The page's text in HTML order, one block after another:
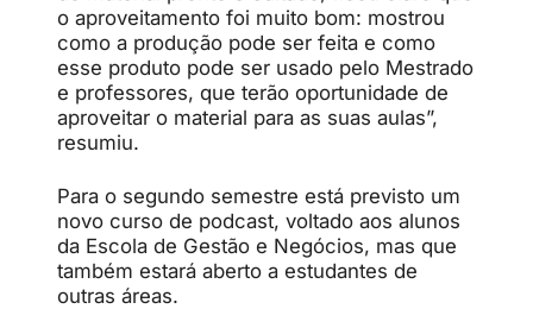
o aproveitamento foi muito bom: mostrou
como a produção pode ser feita e como
esse produto pode ser usado pelo Mestrado
e professores, que terão oportunidade de
aproveitar o material para as suas aulas”,
resumiu.
Para o segundo semestre está previsto um
novo curso de podcast, voltado aos alunos
da Escola de Gestão e Negócios, mas que
também estará aberto a estudantes de
outras áreas.